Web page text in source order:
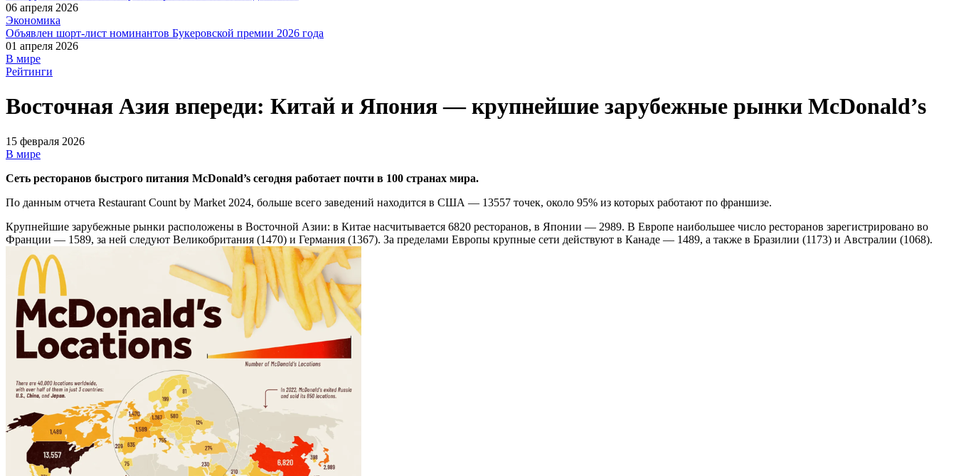
06 апреля 2026
Экономика
Объявлен шорт-лист номинантов Букеровской премии 2026 года
01 апреля 2026
В мире
Рейтинги
Восточная Азия впереди: Китай и Япония — крупнейшие зарубежные рынки McDonald’s
15 февраля 2026
В мире
Сеть ресторанов быстрого питания McDonald’s сегодня работает почти в 100 странах мира.
По данным отчета Restaurant Count by Market 2024, больше всего заведений находится в США — 13557 точек, около 95% из которых работают по франшизе.
Крупнейшие зарубежные рынки расположены в Восточной Азии: в Китае насчитывается 6820 ресторанов, в Японии — 2989. В Европе наибольшее число ресторанов зарегистрировано во
Франции — 1589, за ней следуют Великобритания (1470) и Германия (1367). За пределами Европы крупные сети действуют в Канаде — 1489, а также в Бразилии (1173) и Австралии (1068).